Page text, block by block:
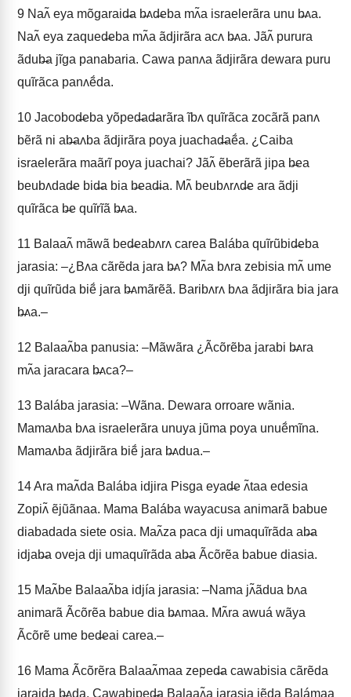
9 Naʌ̃ eya mõgaraid̶a b̶ʌd̶eba mʌ̃a israelerãra unu b̶ʌa.
Naʌ̃ eya zaqued̶eba mʌ̃a ãdjirãra acʌ b̶ʌa. Jãʌ̃ purura
ãdub̶a jĩga panabaria. Cawa panʌa ãdjirãra dewara puru
quĩrãca panʌẽ́da.
10 Jacobod̶eba yõped̶ad̶arãra ĩbʌ quĩrãca zocãrã panʌ
bẽrã ni ab̶aʌba ãdjirãra poya juachad̶aẽ́a. ¿Caiba
israelerãra maãrĩ poya juachai? Jãʌ̃ ẽberãrã jipa b̶ea
beubʌdad̶e bid̶a bia b̶ead̶ia. Mʌ̃ beubʌrʌd̶e ara ãdji
quĩrãca b̶e quĩrĩã b̶ʌa.
11 Balaaʌ̃ mãwã bed̶eabʌrʌ carea Balába quĩrũbid̶eba
jarasia: –¿Bʌa cãrẽda jara b̶ʌ? Mʌ̃a bʌra zebisia mʌ̃ ume
dji quĩrũda biẽ́ jara b̶ʌmãrẽã. Baribʌrʌ bʌa ãdjirãra bia jara
b̶ʌa.–
12 Balaaʌ̃ba panusia: –Mãwãra ¿Ãcõrẽba jarabi b̶ʌra
mʌ̃a jaracara b̶ʌca?–
13 Balába jarasia: –Wãna. Dewara orroare wãnia.
Mamaʌba bʌa israelerãra unuya jũma poya unuẽ́mĩna.
Mamaʌba ãdjirãra biẽ́ jara b̶ʌdua.–
14Ara maʌ̃da Balába idjira Pisga eyad̶e ʌ̃taa edesia
Zopiʌ̃ ẽjũãnaa. Mama Balába wayacusa animarã babue
diabadada siete osia. Maʌ̃za paca dji umaquĩrãda ab̶a
idjab̶a oveja dji umaquĩrãda ab̶a Ãcõrẽa babue diasia.
15 Maʌ̃be Balaaʌ̃ba idjía jarasia: –Nama jʌ̃ãdua bʌa
animarã Ãcõrẽa babue dia b̶ʌmaa. Mʌ̃ra awuá wãya
Ãcõrẽ ume bed̶eai carea.–
16 Mama Ãcõrẽra Balaaʌ̃maa zeped̶a cawabisia cãrẽda
jaraida b̶ʌda. Cawabiped̶a Balaaʌ̃a jarasia jẽda Balámaa